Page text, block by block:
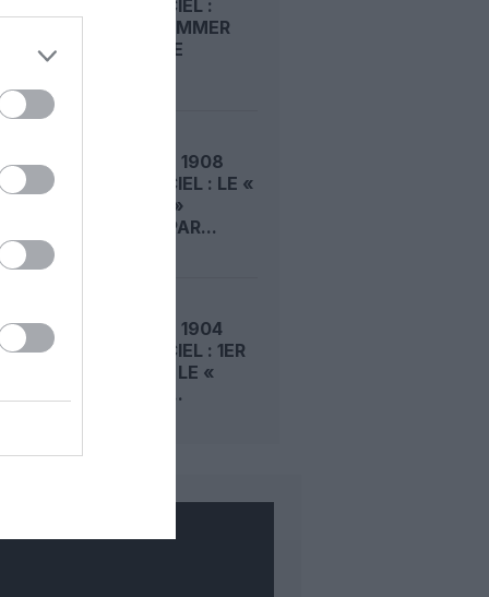
DANS LE CIEL :
ROGER SOMMER
PERMET LE
LE 5 AOÛT 1908
DANS LE CIEL : LE «
ZEPPELIN »
DÉTRUIT PAR...
LE 4 AOÛT 1904
DANS LE CIEL : 1ER
VOL POUR LE «
LEBAUDY...